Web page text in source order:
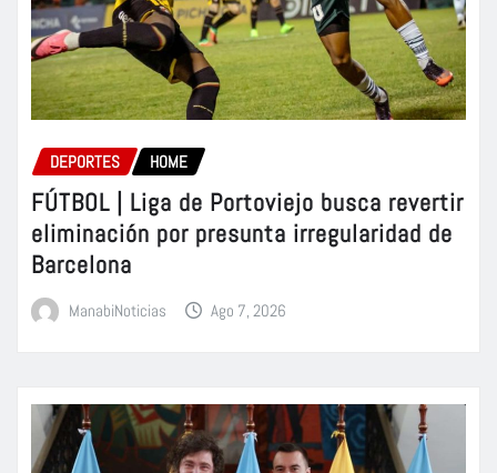
DEPORTES HOME
FÚTBOL | Liga de Portoviejo busca revertir
eliminación por presunta irregularidad de
Barcelona
ManabiNoticias Ago 7, 2026